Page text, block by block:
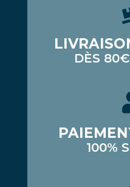
DÈS 80€
100%